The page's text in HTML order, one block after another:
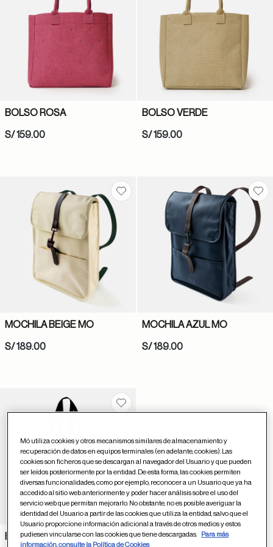
BOLSO ROSA
S/ 159.00
BOLSO VERDE
S/ 159.00
Guardar en favoritos
MOCHILA BEIGE MO
S/ 189.00
MOCHILA AZUL MO
S/ 189.00
Guardar en favoritos
BOLSA STUDIO TELA
Mó utiliza cookies y otros mecanismos similares de almacenamiento y
recuperación de datos en equipos terminales (en adelante, cookies). Las
cookies son ficheros que se descargan al navegador del Usuario y que pueden
ser leídos posteriormente por la entidad. De esta forma, las cookies permiten
diversas funcionalidades, como por ejemplo, reconocer a un Usuario que ya ha
accedido al sitio web anteriormente y poder hacer análisis sobre el uso del
servicio web que permitan mejorarlo. No obstante, no es posible averiguar la
identidad del Usuario a partir de las cookies que utiliza la entidad, salvo que el
Usuario proporcione información adicional a través de otros medios y estos
pudiesen vincularse con las cookies que tiene descargadas.
Para más
información, consulte la Política de Cookies